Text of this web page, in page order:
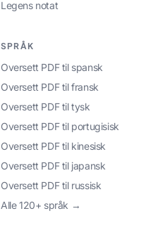
Legens notat
SPRÅK
Oversett PDF til spansk
Oversett PDF til fransk
Oversett PDF til tysk
Oversett PDF til portugisisk
Oversett PDF til kinesisk
Oversett PDF til japansk
Oversett PDF til russisk
Alle 120+ språk →